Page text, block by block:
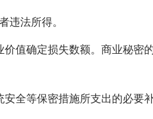
法所得。
值确定损失数额。商业秘密
全等保密措施所支出的必要